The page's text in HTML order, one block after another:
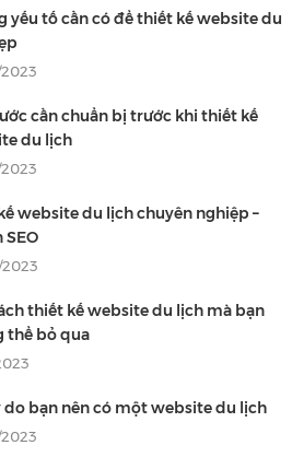
yếu tố cần có để thiết kế website du
cần chuẩn bị trước khi thiết kế
du lịch
website du lịch chuyên nghiệp –
SEO
thiết kế website du lịch mà bạn
thể bỏ qua
do bạn nên có một website du lịch